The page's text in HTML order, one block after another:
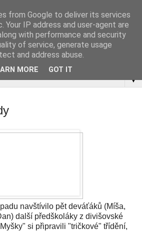
▼
navštívilo pět deváťáků (Míša,
další předškoláky z divišovské
si připravili "tričkové" třídění,
from Google to deliver its services
Your IP address and user-agent are
with performance and security
of service, generate usage
and address abuse.
MORE GOT IT